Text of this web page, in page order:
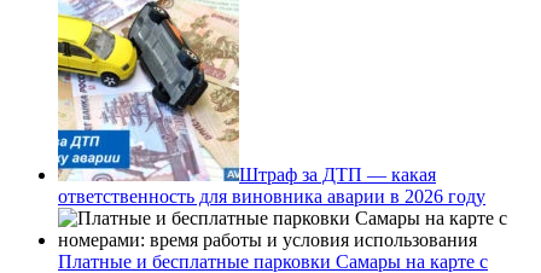
Штраф за ДТП — какая
ответственность для виновника аварии в 2026 году
Платные и бесплатные парковки Самары на карте с